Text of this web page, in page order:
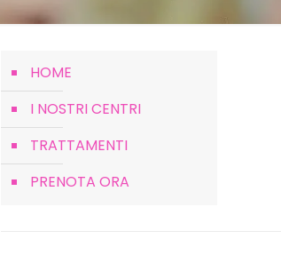
HOME
I NOSTRI CENTRI
TRATTAMENTI
PRENOTA ORA